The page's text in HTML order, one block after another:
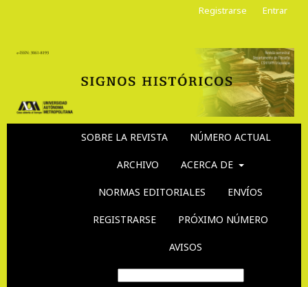
SOBRE LA REVISTA NÚMERO ACTUAL
ARCHIVO ACERCA DE
NORMAS EDITORIALES ENVÍOS
REGISTRARSE PRÓXIMO NÚMERO
AVISOS
Registrarse Entrar